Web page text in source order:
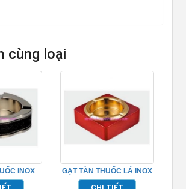
cùng loại
INOX
CẤP –
GẠT TÀN THUỐC LÁ INOX
CAO CẤP – TPK10617